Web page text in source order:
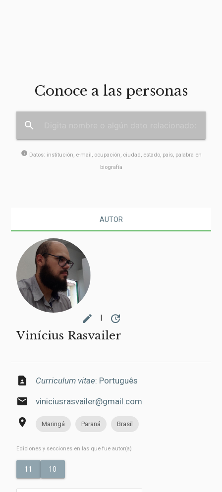
Conoce a las personas
search
info Datos: institución, e-mail, ocupación, ciudad, estado, país, palabra en
biografía
AUTOR
edit update
Vinícius Rasvailer
contact_page Curriculum vitae: Português
email viniciusrasvailer@gmail.com
place Maringá Paraná Brasil
Ediciones y secciones en las que fue autor(a)
11 10